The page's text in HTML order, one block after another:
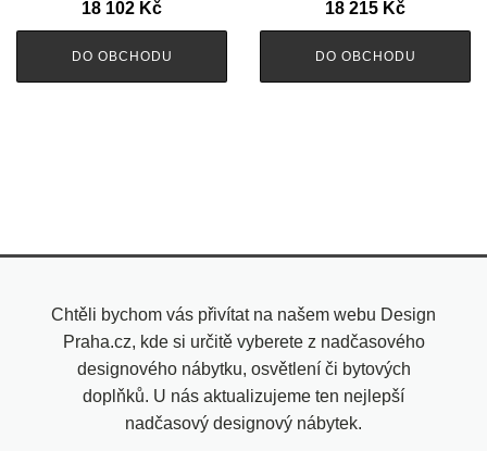
18 102 Kč
DO OBCHODU
18 215 Kč
DO OBCHODU
Chtěli bychom vás přivítat na našem webu Design
Praha.cz, kde si určitě vyberete z nadčasového
designového nábytku, osvětlení či bytových
doplňků. U nás aktualizujeme ten nejlepší
nadčasový designový nábytek.